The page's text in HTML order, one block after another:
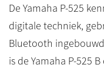
De Yamaha P-525
digitale techniek,
Bluetooth
is de Yamaha P-525